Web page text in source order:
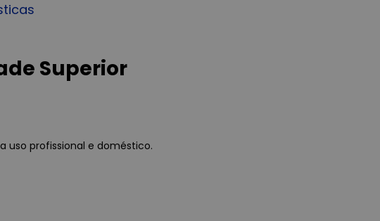
Superior
uso profissional e doméstico.